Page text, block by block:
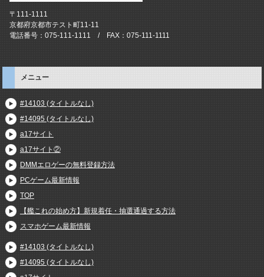
〒111-1111
京都府京都市テスト町11-11
電話番号：075-111-1111 / FAX：075-111-1111
メニュー
#14103 (タイトルなし)
#14095 (タイトルなし)
a17サイト
a17サイト②
DMMエロゲーの無料登録方法
PCゲーム最新情報
TOP
【艦これの始め方】新規着任・抽選通過する方法
スマホゲーム最新情報
#14103 (タイトルなし)
#14095 (タイトルなし)